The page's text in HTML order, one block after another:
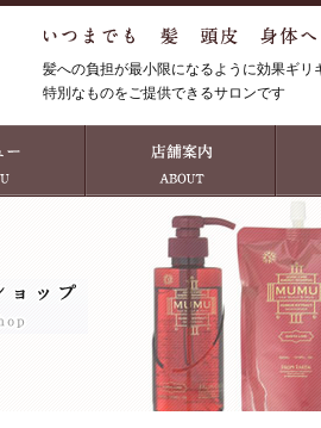
髪への負担が最小限になるように効果ギ
特別なものをご提供できるサロンです